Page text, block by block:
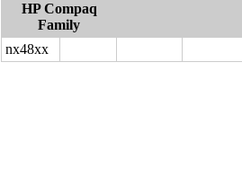
HP Compaq
Family
nx48xx